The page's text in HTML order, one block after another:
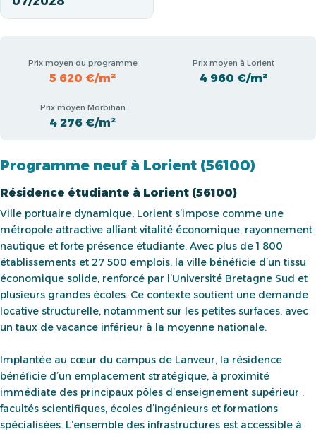
Prix moyen du programme
5 620 €/m²
Prix moyen à Lorient
4 960 €/m²
Prix moyen Morbihan
4 276 €/m²
Programme neuf à Lorient (56100)
Résidence étudiante à Lorient (56100)
Ville portuaire dynamique, Lorient s’impose comme une
métropole attractive alliant vitalité économique, rayonnement
nautique et forte présence étudiante. Avec plus de 1 800
établissements et 27 500 emplois, la ville bénéficie d’un tissu
économique solide, renforcé par l’Université Bretagne Sud et
plusieurs grandes écoles. Ce contexte soutient une demande
locative structurelle, notamment sur les petites surfaces, avec
un taux de vacance inférieur à la moyenne nationale.
Implantée au cœur du campus de Lanveur, la résidence
bénéficie d’un emplacement stratégique, à proximité
immédiate des principaux pôles d’enseignement supérieur :
facultés scientifiques, écoles d’ingénieurs et formations
spécialisées. L’ensemble des infrastructures est accessible à